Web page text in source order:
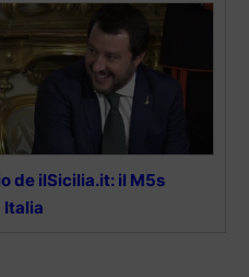
de ilSicilia.it: il M5s
Italia